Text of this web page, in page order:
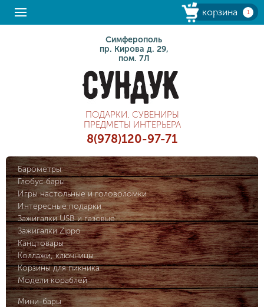
корзина 1
Симферополь
пр. Кирова д. 29,
пом. 7Л
ПОДАРКИ, СУВЕНИРЫ
ПРЕДМЕТЫ ИНТЕРЬЕРА
8(978)120-97-71
Барометры
Глобус бары
Игры настольные и головоломки
Интересные подарки
Зажигалки USB и газовые
Зажигалки Zippo
Канцтовары
Коллажи, ключницы
Корзины для пикника
Модели кораблей
Мини-бары